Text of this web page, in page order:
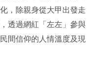
，除親身從大甲出發走
透過網紅「左左」參與
間信仰的人情溫度及現